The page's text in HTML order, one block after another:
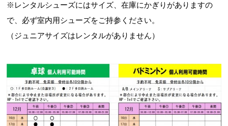
※レンタルシューズにはサイズ、在庫にかぎりがありますの
で、必ず室内用シューズをご持参ください。
（ジュニアサイズはレンタルがありません）